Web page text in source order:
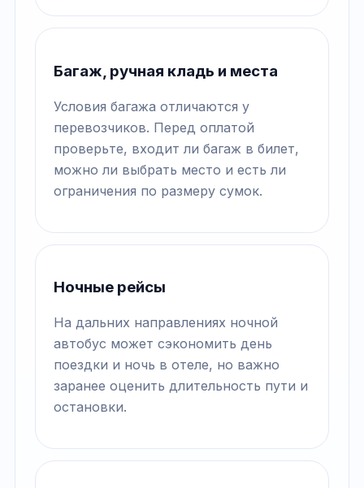
Багаж, ручная кладь и места
Условия багажа отличаются у
перевозчиков. Перед оплатой
проверьте, входит ли багаж в билет,
можно ли выбрать место и есть ли
ограничения по размеру сумок.
Ночные рейсы
На дальних направлениях ночной
автобус может сэкономить день
поездки и ночь в отеле, но важно
заранее оценить длительность пути и
остановки.